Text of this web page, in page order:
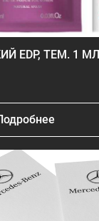
EDP, ТЕМ. 1 МЛ